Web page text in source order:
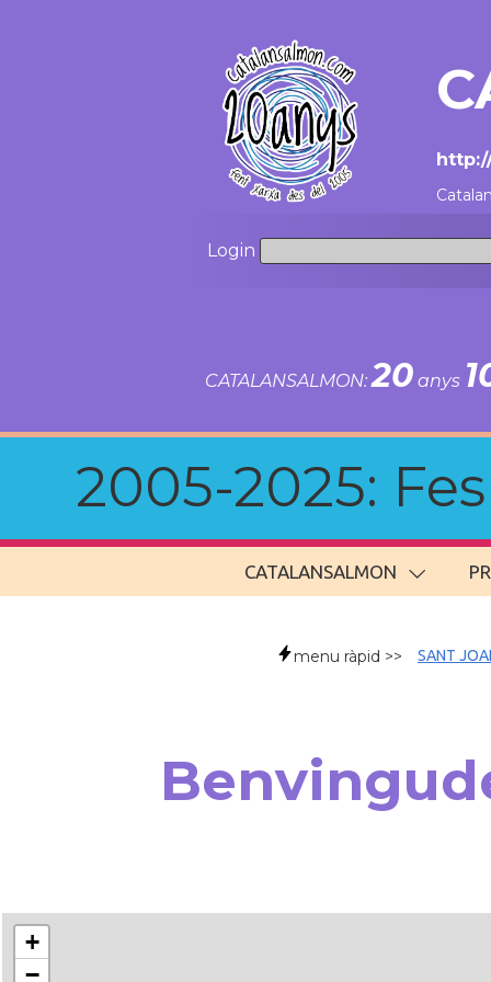
Login
CATALANSALMON:20 anys
2005-2025:
CATALANSALMON
menu ràpid >> SANT
+
−